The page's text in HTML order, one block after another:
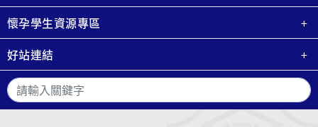
懷孕學生資源專區
好站連結
搜